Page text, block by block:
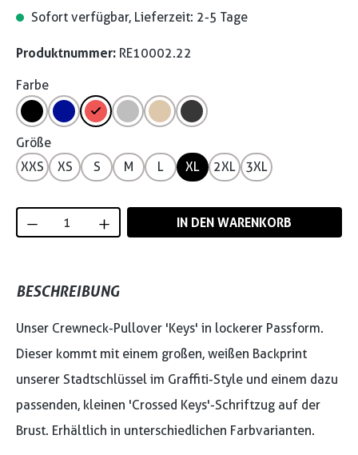
Sofort verfügbar, Lieferzeit: 2-5 Tage
Produktnummer: RE10002.22
Farbe
Größe
XXS
XS S M L XL 2XL 3XL
Produkt Anzahl: Gib den gewünschten
IN DEN WARENKORB
BESCHREIBUNG
Unser Crewneck-Pullover 'Keys' in lockerer Passform.
Dieser kommt mit einem großen, weißen Backprint
unserer Stadtschlüssel im Graffiti-Style und einem dazu
passenden, kleinen 'Crossed Keys'-Schriftzug auf der
Brust. Erhältlich in unterschiedlichen Farbvarianten.